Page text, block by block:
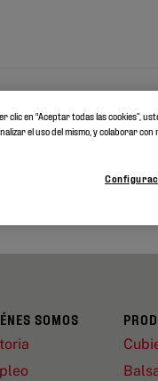
SOMOS
clic en “Aceptar todas las cookies”,
el uso del mismo, y colaborar